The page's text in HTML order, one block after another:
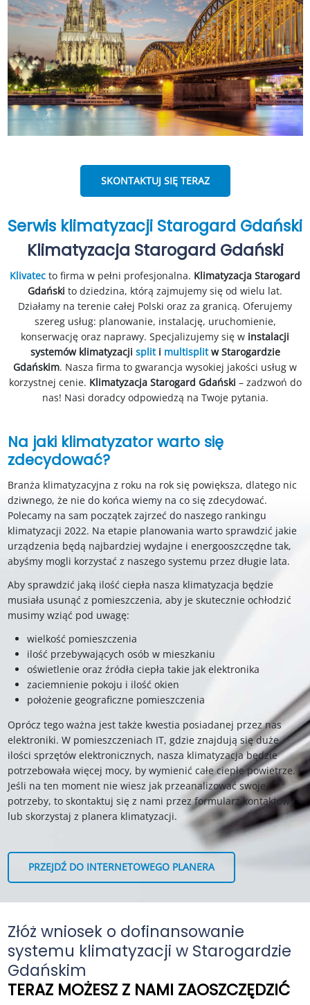
SKONTAKTUJ SIĘ TERAZ
Serwis klimatyzacji Starogard Gdański
Klimatyzacja Starogard Gdański
Klivatec to firma w pełni profesjonalna. Klimatyzacja Starogard
Gdański to dziedzina, którą zajmujemy się od wielu lat.
Działamy na terenie całej Polski oraz za granicą. Oferujemy
szereg usług: planowanie, instalację, uruchomienie,
konserwację oraz naprawy. Specjalizujemy się w instalacji
systemów klimatyzacji spliti multisplitw Starogardzie
Gdańskim. Nasza firma to gwarancja wysokiej jakości usług w
korzystnej cenie. Klimatyzacja Starogard Gdański – zadzwoń do
nas! Nasi doradcy odpowiedzą na Twoje pytania.
Na jaki klimatyzator warto się
zdecydować?
Branża klimatyzacyjna z roku na rok się powiększa, dlatego nic
dziwnego, że nie do końca wiemy na co się zdecydować.
Polecamy na sam początek zajrzeć do naszego rankingu
klimatyzacji 2022. Na etapie planowania warto sprawdzić jakie
urządzenia będą najbardziej wydajne i energooszczędne tak,
abyśmy mogli korzystać z naszego systemu przez długie lata.
Aby sprawdzić jaką ilość ciepła nasza klimatyzacja będzie
musiała usunąć z pomieszczenia, aby je skutecznie ochłodzić
musimy wziąć pod uwagę:
wielkość pomieszczenia
ilość przebywających osób w mieszkaniu
oświetlenie oraz źródła ciepła takie jak elektronika
zaciemnienie pokoju i ilość okien
położenie geograficzne pomieszczenia
Oprócz tego ważna jest także kwestia posiadanej przez nas
elektroniki. W pomieszczeniach IT, gdzie znajdują się duże
ilości sprzętów elektronicznych, nasza klimatyzacja będzie
potrzebowała więcej mocy, by wymienić całe ciepłe powietrze.
Jeśli na ten moment nie wiesz jak przeanalizować swoje
potrzeby, to skontaktuj się z nami przez formularz kontaktowy
lub skorzystaj z planera klimatyzacji.
PRZEJDŹ DO INTERNETOWEGO PLANERA
Złóż wniosek o dofinansowanie
systemu klimatyzacji w Starogardzie
Gdańskim
TERAZ MOŻESZ Z NAMI ZAOSZCZĘDZIĆ